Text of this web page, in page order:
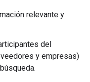
relevante y
del
y empresas)